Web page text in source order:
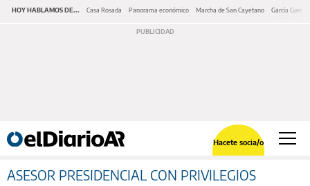
HOY HABLAMOS DE... Casa Rosada Panorama económico Marcha de San Cayetano García Cuerva
Hacete socia/o
ASESOR PRESIDENCIAL CON PRIVILEGIOS